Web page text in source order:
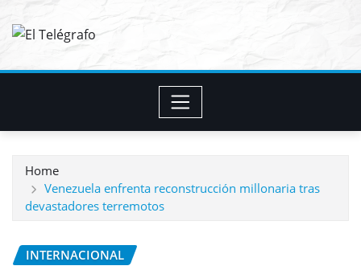
Home
Venezuela enfrenta reconstrucción millonaria tras
devastadores terremotos
INTERNACIONAL